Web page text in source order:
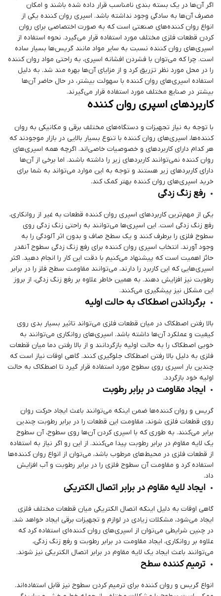
اگر آن‌ها در یک بسته بندی نامناسب قرار داده شده باشند و امکان
مصرف آن‌ها به سادگی وجود نداشته باشد. اسپری روان کننده یکی از
انواع روان کننده‌های صنعتی است که به صورت اختصاصی برای روان
کردن قطعات فلزی مختلف مورد استفاده قرار می‌گیرد. نحوه استفاده از
اسپری‌های روان کننده نسبت به سایر مواد مانند گریس‌ها بسیار ساده
است. چرا که می‌توان با فشردن افشانه اسپری، به راحتی مواد روان کننده
را در محل مورد نظر تزریق کرد و از مزایای آن‌ها بهره مند شد. به دلیل
استفاده اسپری‌های روان کننده با سهولت بیشتر، در حال حاضر آن‌ها
بیشتر در صنایع مختلف مورد استفاده قرار می‌گیرند.
کاربردهای اسپری روان کننده
با توجه به نیاز تجهیزات و دستگاه‌های مختلف برقی و مکانیکی به روان
کننده‌ها، اسپری‌های روان کننده با تنوع بسیار بالایی در بازار موجودند که
هر کدام دارای کاربردهای و خصوصیات خاصی‌اند. اگرچه همه اسپری‌های
روان کننده نمی‌توانند کاربردهای زیر را داشته باشند. اما برخی از آن‌ها
دارای کاربردهای زیر هستند و توجه به این موارد می‌تواند به شما برای
خرید اسپری‌های روان کننده بهتر کمک کند.
رفع زنگ زدگی
یکی از مهم‌ترین کاربردهای اسپری روان کننده قطعات به غیر از روانکاری،
رفع زنگ زدگی است. این اسپری‌ها می‌توانند به راحتی زنگ زدگی روی
سطوح فلزی را برطرف کنند و یک سطح صاف و بدون اثر آلودگی را به
وجود آورند. انتخاب اسپری روان کننده برای رفع زنگ زدگی سطوح آنقدر
حائز اهمیت است که پیشنهاد می‌کنیم با دقت این کار را انجام دهید. اکثر
اسپری‌هایی که این کاربرد را دارند، می‌توانند مقاومت سطح فلز را در برابر
رطوبت نیز افزایش دهند. به همین خاطر علاوه بر رفع زنگ زدگی، از بروز
این مشکل نیز پیشگیری می‌کنند.
برگرداندن اصطکاک به حالت اولیه
بالا رفتن اصطکاک در میان قطعات فلزی می‌تواند تاثیر بسیار بدی روی
کیفیت و عملکرد آن‌ها داشته باشد. اسپری‌های روانکاری می‌توانند به
خوبی اصطکاک را به حالت اولیه بازگردانند و از بالا رفتن دما میان قطعات
فلزی به دلیل بالا رفتن اصطکاک جلوگیری کنند. گاهی اوقات نیاز است که
چندین بار اسپری روی سطوح مورد استفاده قرار گیرد تا اصطکاک به حالت
اولیه خود بازگردد.
ایجاد مقاومت در برابر رطوبت
گریس و روان کننده‌ها ضمن اینکه می‌توانند باعث ایجاد حرکت روان
روی قطعات فلزی شوند، مقاومت این قطعات را در برابر رطوبت چندین
برابر می‌کنند. به طوری که با اسپری کردن آن‌ها روی سطوح، آن سطوح
یک لایه مقاوم در برابر رطوبت پیدا می‌کنند. از این رو اگر نیاز به استفاده
از قطعات فلزی در محیط‌های مرطوب باشد، می‌توان از انواع روان کننده‌ها
استفاده کرد و مقاومت آن سطوح فلزی را در برابر رطوبت و آب افزایش
داد.
ایجاد لایه مقاوم در برابر اتصال الکتریکی
گاهی اوقات به دلیل اینکه اتصال الکتریکی میان قطعات مختلف فلزی
ایجاد می‌شود، مشکلات زیادی در لوازم و تجهیزات برقی ایجاد خواهد شد.
در چنین شرایطی می‌توان از اسپری‌های روان کننده‌ای استفاده کرد که
علاوه بر روانکاری، ایجاد مقاومت در برابر رطوبت و رفع زنگ زدگی،
می‌توانند باعث ایجاد یک لایه مقاوم در برابر اتصال الکتریکی نیز شوند.
ترمیم کننده سطح
انواع گریس و روان کننده برای ترمیم کردن سطوح نیز قابل استفاده‌اند.